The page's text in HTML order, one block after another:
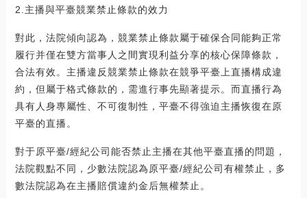
2.主播與平臺競業禁止條款的效力
對此，法院傾向認為，競業禁止條款屬于確保合同能夠正常
履行并僅在雙方當事人之間實現利益分享的核心保障條款，
合法有效。主播違反競業禁止條款在競爭平臺上直播構成違
約，但屬于格式條款的，需進行事先顯著提示。而直播行為
具有人身專屬性、不可復制性，平臺不得強迫主播恢復在原
平臺的直播。
對于原平臺/經紀公司能否禁止主播在其他平臺直播的問題，
法院觀點不同，少數法院認為原平臺/經紀公司有權禁止，多
數法院認為在主播賠償違約金后無權禁止。